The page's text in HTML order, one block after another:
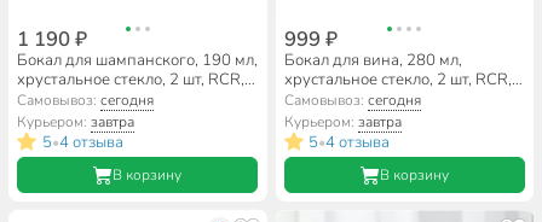
1 190 ₽
Бокал для шампанского, 190 мл,
хрустальное стекло, 2 шт, RCR,
Etna, 67266
Самовывоз:сегодня
Курьером:завтра
5•4 отзыва
В корзину
999 ₽
Бокал для вина, 280 мл,
хрустальное стекло, 2 шт, RCR,
Etna, 67268
Самовывоз: сегодня
Курьером: завтра
5•4 отзыва
В корзину